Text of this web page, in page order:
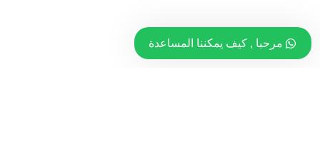
مرحبا , كيف يمكننا المساعدة